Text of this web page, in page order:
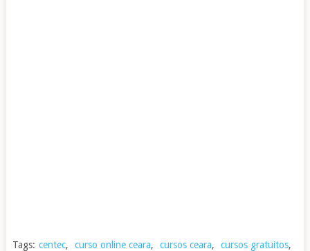
Tags: centec, curso online ceara, cursos ceara, cursos gratuitos,